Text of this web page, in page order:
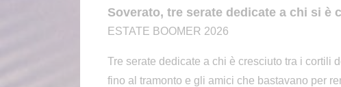
Soverato, tre serate dedicate a chi si è
ESTATE BOOMER 2026
Tre serate dedicate a chi è cresciuto tra i cortili
fino al tramonto e gli amici che bastavano per